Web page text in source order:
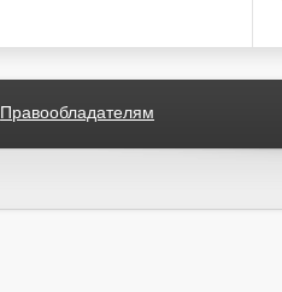
Правообладателям